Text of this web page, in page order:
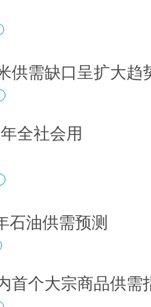
供需缺口呈扩大趋
全社会用
石油供需预测
首个大宗商品供需